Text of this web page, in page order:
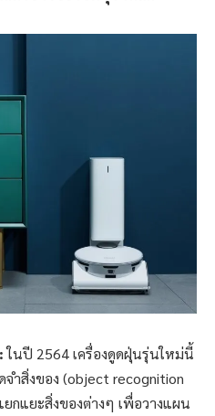
ในปี 2564 เครื่องดูดฝุ่นรุ่นใหม่นี้
ำสิ่งของ (object recognition
กแยะสิ่งของต่างๆ เพื่อวางแผน